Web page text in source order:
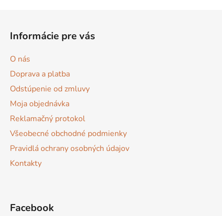
Informácie pre vás
O nás
Doprava a platba
Odstúpenie od zmluvy
Moja objednávka
Reklamačný protokol
Všeobecné obchodné podmienky
Pravidlá ochrany osobných údajov
Kontakty
Facebook